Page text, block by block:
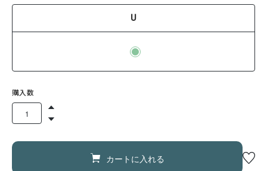
U
購入数
カートに入れる